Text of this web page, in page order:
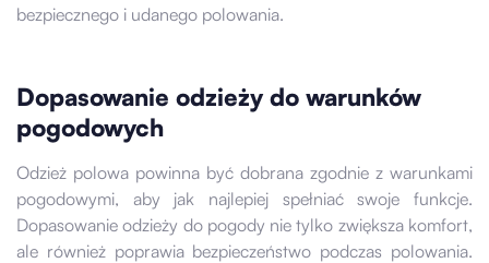
bezpiecznego i udanego polowania.
Dopasowanie odzieży do warunków
pogodowych
Odzież polowa powinna być dobrana zgodnie z warunkami
pogodowymi, aby jak najlepiej spełniać swoje funkcje.
Dopasowanie odzieży do pogody nie tylko zwiększa komfort,
ale również poprawia bezpieczeństwo podczas polowania.